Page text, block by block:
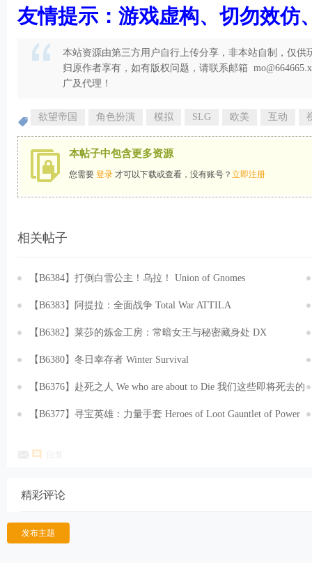
友情提示：游戏虚构、切勿效仿
本站资源由第三方用户自行上传分享，非本站自制，仅
归原作者享有，如有版权问题，请联系邮箱
广及代理！
欲望帝国 角色扮演 模拟 SLG 欧美 互动
本帖子中包含更多资源
您需要 登录 才可以下载或查看，没有账号？ 立即注册
相关帖子
【B6384】打倒白雪公主！乌拉！ Union of Gnomes
v1.5.31.20251029 免安装中文版[2.19GB]
【B6383】阿提拉：全面战争 Total War ATTILA
v1.6.0.20210527+集成汉化 免安装中文版[24.7GB]
【B6382】莱莎的炼金工房：常暗女王与秘密藏身处 DX
V1.0.1.20251119+预购特典+全DLC 免安装中文豪华版[27.0GB]
【B6380】冬日幸存者 Winter Survival
v49966S.Build.20858438.20251020-寒夜求生-风雪幸存+全DLC 免
安装中文版[11.4GB]
【B6376】赴死之人 We who are about to Die 我们这些即将死去的
人 v0.86.EA.Build.20814890.20251117+全DLC 免安装中文版
【B6377】寻宝英雄：力量手套 Heroes of Loot Gauntlet of Power
精彩评论
发布主题